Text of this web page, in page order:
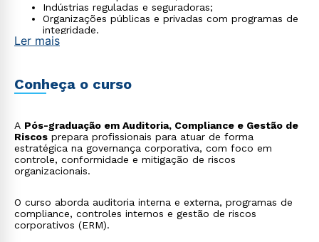
Indústrias reguladas e seguradoras;
Organizações públicas e privadas com programas de
integridade.
Ler mais
Conheça o curso
A Pós-graduação em Auditoria, Compliance e Gestão de
Riscos prepara profissionais para atuar de forma
estratégica na governança corporativa, com foco em
controle, conformidade e mitigação de riscos
organizacionais.
O curso aborda auditoria interna e externa, programas de
compliance, controles internos e gestão de riscos
corporativos (ERM).